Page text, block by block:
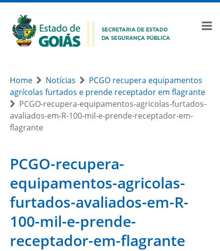
Home Notícias
PCGO recupera equipamentos
agrícolas furtados e prende receptador em flagrante
PCGO-recupera-equipamentos-agricolas-furtados-
avaliados-em-R-100-mil-e-prende-receptador-em-
flagrante
PCGO-recupera-
equipamentos-agricolas-
furtados-avaliados-em-R-
100-mil-e-prende-
receptador-em-flagrante